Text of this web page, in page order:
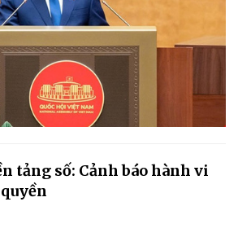
tảng số: Cảnh báo hành vi